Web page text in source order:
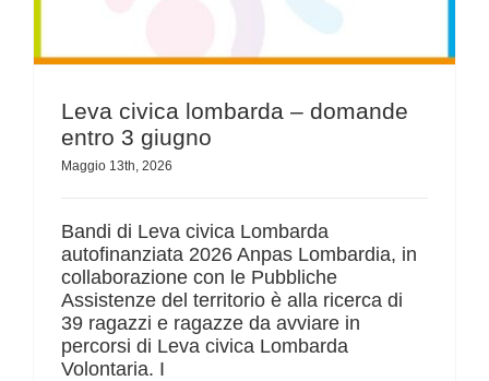
Leva civica lombarda – domande
entro 3 giugno
Maggio 13th, 2026
Bandi di Leva civica Lombarda
autofinanziata 2026 Anpas Lombardia, in
collaborazione con le Pubbliche
Assistenze del territorio è alla ricerca di
39 ragazzi e ragazze da avviare in
percorsi di Leva civica Lombarda
Volontaria. I